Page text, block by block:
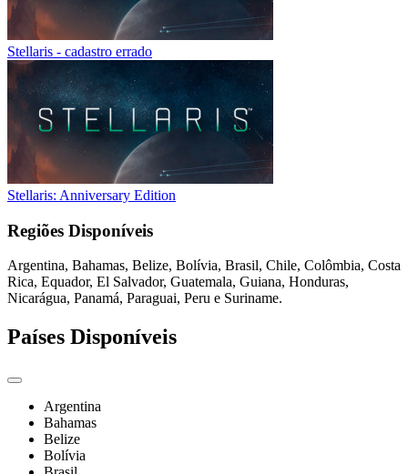
Stellaris - cadastro errado
Stellaris: Anniversary Edition
Regiões Disponíveis
Argentina, Bahamas, Belize, Bolívia, Brasil, Chile, Colômbia, Costa
Rica, Equador, El Salvador, Guatemala, Guiana, Honduras,
Nicarágua, Panamá, Paraguai, Peru e Suriname.
Países Disponíveis
Argentina
Bahamas
Belize
Bolívia